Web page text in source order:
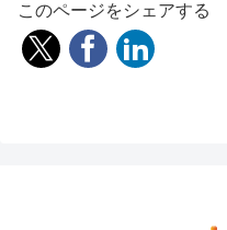
このページをシェアする